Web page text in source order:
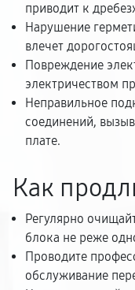
приводит к
Нарушение
влечет
Повреждение
электричеством
Неправильное
соединений,
плате.
Как
Регулярно
блока не реже
Проводите
обслуживание